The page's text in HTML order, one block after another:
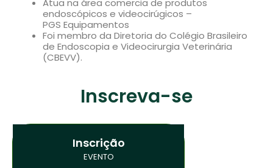
Atua na área comercia de produtos
endoscópicos e videocirúgicos –
PGS Equipamentos
Foi membro da Diretoria do Colégio Brasileiro
de Endoscopia e Videocirurgia Veterinária
(CBEVV).
Inscreva-se
Inscrição
EVENTO